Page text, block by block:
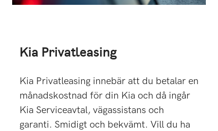
Kia Privatleasing
Kia Privatleasing innebär att du betalar en
månadskostnad för din Kia och då ingår
Kia Serviceavtal, vägassistans och
garanti. Smidigt och bekvämt. Vill du ha